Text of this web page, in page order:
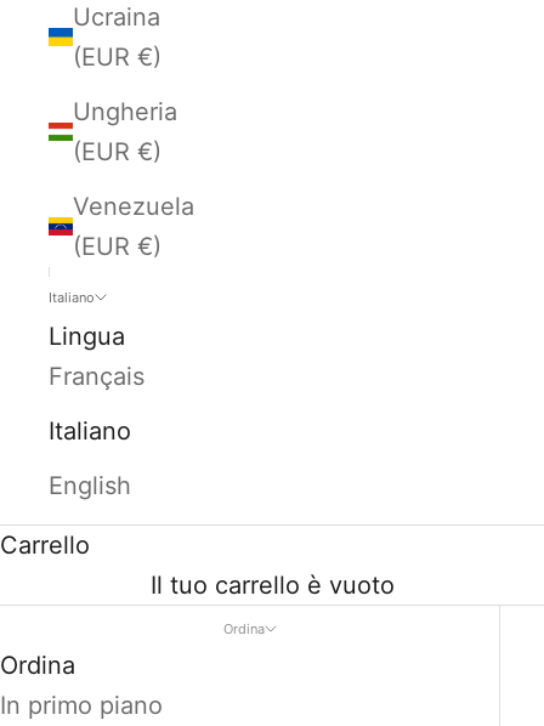
Ucraina
(EUR €)
Ungheria
(EUR €)
Venezuela
(EUR €)
Italiano
Lingua
Français
Italiano
English
Carrello
Il tuo carrello è vuoto
Ordina
Ordina
In primo piano